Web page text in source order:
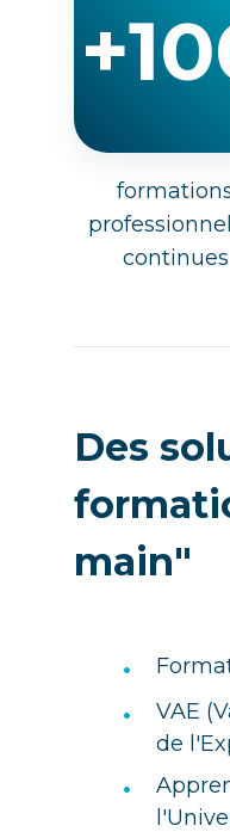
continues
Des
main"
•
•
VAE
de
•